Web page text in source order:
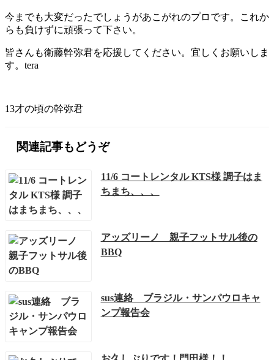
今までも大変だったでしょうがあこがれのプロです。これか
らも負けずに頑張って下さい。
皆さんも衛藤幹弥君を応援してください。宜しくお願いしま
す。tera
13才の頃の幹弥君
関連記事もどうぞ
11/6 コートレンタル KTS様 調子はま
ちまち、、、
アッズリーノ 親子フットサル後の
BBQ
sus連絡 ブラジル・サンパウロキャ
ンプ報告会